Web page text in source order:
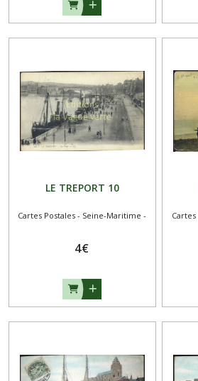
LE TREPORT 10
Cartes Postales - Seine-Maritime -
4€